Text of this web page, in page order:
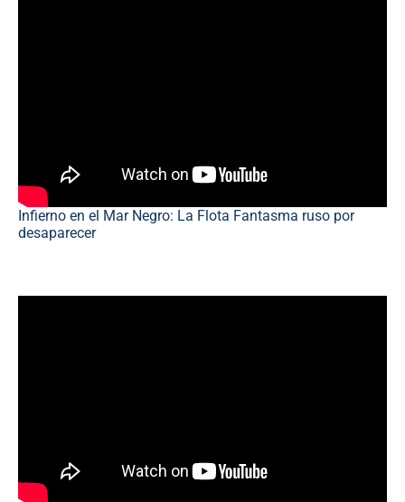
Infierno en el Mar Negro: La Flota Fantasma ruso por
desaparecer